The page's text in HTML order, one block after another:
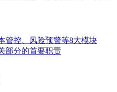
管控、风险预警等8大模块
部分的首要职责